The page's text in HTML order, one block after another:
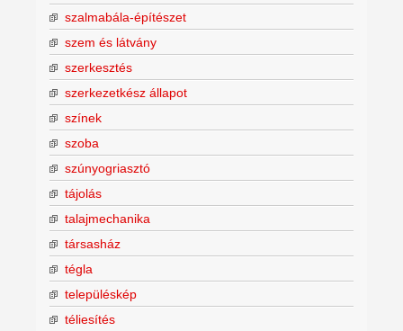
szalmabála-építészet
szem és látvány
szerkesztés
szerkezetkész állapot
színek
szoba
szúnyogriasztó
tájolás
talajmechanika
társasház
tégla
településkép
téliesítés